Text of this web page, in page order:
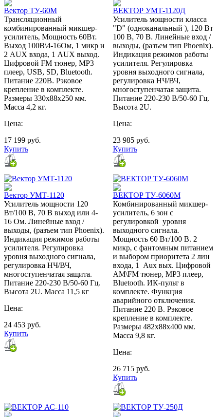
Вектор ТУ-60М
Трансляционный
комбинированный микшер-
усилитель, Мощность 60Вт.
Выход 100В\4-16Ом, 1 микр и
2 AUX входа, 1 AUX выход.
Цифровой FM тюнер, MP3
плеер, USB, SD, Bluetooth.
Питание 220В. Рэковое
крепление в комплекте.
Размеры 330х88х250 мм.
Масса 4,2 кг.
Цена:
17 199 руб.
Купить
ВЕКТОР УМТ-1120Д
Усилитель мощности класса
"D" (одноканальный ), 120 Вт
100 В, 70 В. Линейные вход /
выходы, (разъем тип Phoenix).
Индикация режимов работы
усилителя. Регулировка
уровня выходного сигнала,
регулировка НЧ/ВЧ,
многоступенчатая защита.
Питание 220-230 В/50-60 Гц.
Высота 2U.
Цена:
23 985 руб.
Купить
Вектор УМТ-1120
Усилитель мощности 120
Вт/100 В, 70 В выход или 4-
16 Ом. Линейные вход /
выходы, (разъем тип Phoenix).
Индикация режимов работы
усилителя. Регулировка
уровня выходного сигнала,
регулировка НЧ/ВЧ,
многоступенчатая защита.
Питание 220-230 В/50-60 Гц.
Высота 2U. Масса 11,5 кг
Цена:
24 453 руб.
Купить
ВЕКТОР ТУ-6060М
Комбинированный микшер-
усилитель, 6 зон c
регулировкой уровня
выходного сигнала.
Мощность 60 Вт/100 В. 2
микр, с фантомным питанием
и выбором приоритета 2 лин
входа, 1 Aux вых. Цифровой
AM\FM тюнер, MP3 плеер,
Bluetooth. ИК-пульт в
комплекте. Функция
аварийного отключения.
Питание 220 В. Рэковое
крепление в комплекте.
Размеры 482х88х400 мм.
Масса 9,8 кг.
Цена:
26 715 руб.
Купить